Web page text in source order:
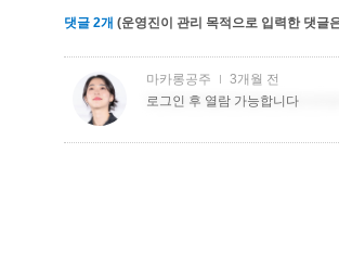
댓글 2개 (운영진이 관리 목적으로 입력한 댓글